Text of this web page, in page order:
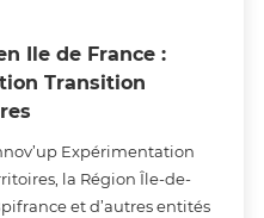
Ile de France :
Transition
Expérimentation
la Région Île-de-
et d’autres entités